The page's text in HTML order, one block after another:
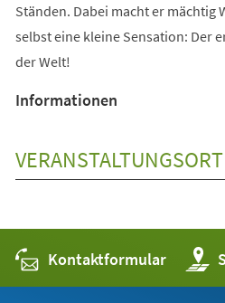
Ständen. Dabei macht er mächtig
selbst eine kleine Sensation: Der
der Welt!
Informationen
VERANSTALTUNGSORT
Kontaktformular
in